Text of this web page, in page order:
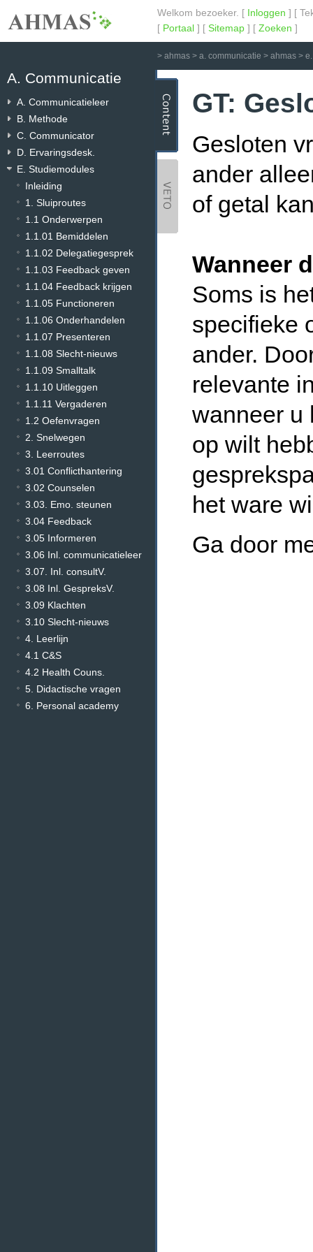
Welkom bezoeker. [ Inloggen ] [
[ Portaal ] [ Sitemap ] [ Zoeken ]
> ahmas > a. communicatie > ahmas >
A. Communicatie
A. Communicatieleer
B. Methode
C. Communicator
D. Ervaringsdesk.
E. Studiemodules
Inleiding
1. Sluiproutes
1.1 Onderwerpen
1.1.01 Bemiddelen
1.1.02 Delegatiegesprek
1.1.03 Feedback geven
1.1.04 Feedback krijgen
1.1.05 Functioneren
1.1.06 Onderhandelen
1.1.07 Presenteren
1.1.08 Slecht-nieuws
1.1.09 Smalltalk
1.1.10 Uitleggen
1.1.11 Vergaderen
1.2 Oefenvragen
2. Snelwegen
3. Leerroutes
3.01 Conflicthantering
3.02 Counselen
3.03. Emo. steunen
3.04 Feedback
3.05 Informeren
3.06 Inl. communicatieleer
3.07. Inl. consultV.
3.08 Inl. GespreksV.
3.09 Klachten
3.10 Slecht-nieuws
4. Leerlijn
4.1 C&S
4.2 Health Couns.
5. Didactische vragen
6. Personal academy
GT:
Gesloten
ander
of getal
Wanneer
Soms is
specifieke
ander.
relevante
wanneer u
op wilt
het ware
Ga door